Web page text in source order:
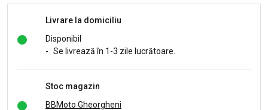
Livrare la domiciliu
Disponibil
- Se livrează în 1-3 zile lucrătoare.
Stoc magazin
BBMoto Gheorgheni